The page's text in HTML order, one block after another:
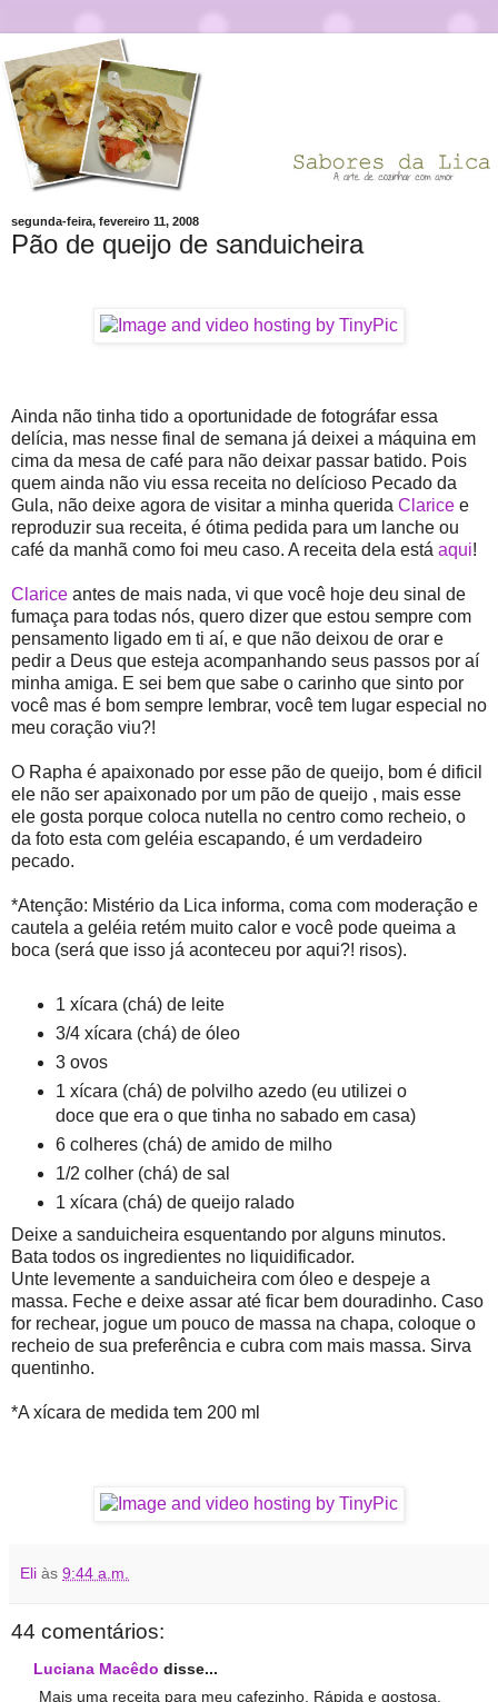
segunda-feira, fevereiro 11, 2008
Pão de queijo de sanduicheira
Ainda não tinha tido a oportunidade de fotográfar essa
delícia, mas nesse final de semana já deixei a máquina em
cima da mesa de café para não deixar passar batido. Pois
quem ainda não viu essa receita no delícioso Pecado da
Gula, não deixe agora de visitar a minha querida Clarice e
reproduzir sua receita, é ótima pedida para um lanche ou
café da manhã como foi meu caso. A receita dela está aqui!
Clarice antes de mais nada, vi que você hoje deu sinal de
fumaça para todas nós, quero dizer que estou sempre com
pensamento ligado em ti aí, e que não deixou de orar e
pedir a Deus que esteja acompanhando seus passos por aí
minha amiga. E sei bem que sabe o carinho que sinto por
você mas é bom sempre lembrar, você tem lugar especial no
meu coração viu?!
O Rapha é apaixonado por esse pão de queijo, bom é dificil
ele não ser apaixonado por um pão de queijo , mais esse
ele gosta porque coloca nutella no centro como recheio, o
da foto esta com geléia escapando, é um verdadeiro
pecado.
*Atenção: Mistério da Lica informa, coma com moderação e
cautela a geléia retém muito calor e você pode queima a
boca (será que isso já aconteceu por aqui?! risos).
1 xícara (chá) de leite
3/4 xícara (chá) de óleo
3 ovos
1 xícara (chá) de polvilho azedo (eu utilizei o
doce que era o que tinha no sabado em casa)
6 colheres (chá) de amido de milho
1/2 colher (chá) de sal
1 xícara (chá) de queijo ralado
Deixe a sanduicheira esquentando por alguns minutos.
Bata todos os ingredientes no liquidificador.
Unte levemente a sanduicheira com óleo e despeje a
massa. Feche e deixe assar até ficar bem douradinho. Caso
for rechear, jogue um pouco de massa na chapa, coloque o
recheio de sua preferência e cubra com mais massa. Sirva
quentinho.
*A xícara de medida tem 200 ml
Eli às 9:44 a.m.
44 comentários:
Luciana Macêdo disse...
Mais uma receita para meu cafezinho. Rápida e gostosa.